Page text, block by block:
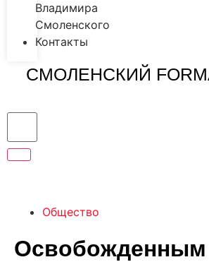
Владимира
Смоленского
Контакты
СМОЛЕНСКИЙ
Общество
Освобожденным